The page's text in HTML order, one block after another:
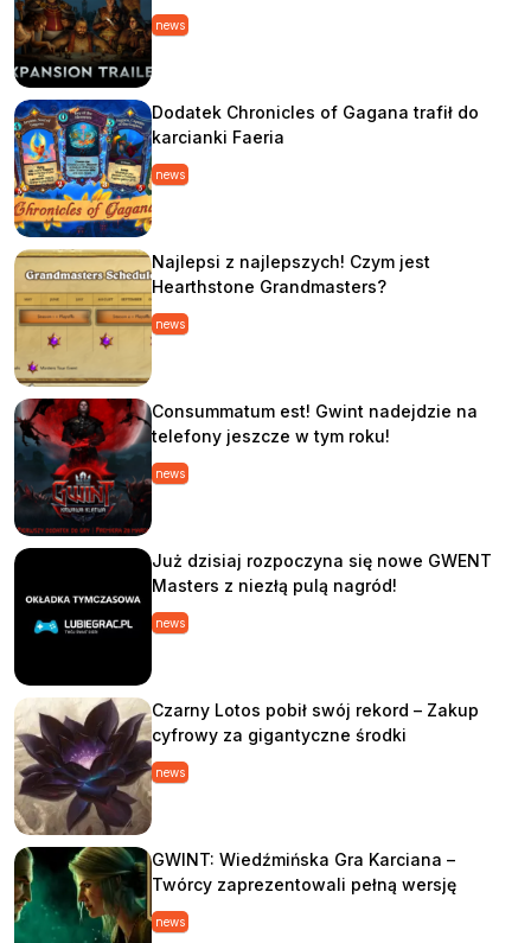
news
Dodatek Chronicles of Gagana trafił do
karcianki Faeria
news
Najlepsi z najlepszych! Czym jest
Hearthstone Grandmasters?
news
Consummatum est! Gwint nadejdzie na
telefony jeszcze w tym roku!
news
Już dzisiaj rozpoczyna się nowe GWENT
Masters z niezłą pulą nagród!
news
Czarny Lotos pobił swój rekord – Zakup
cyfrowy za gigantyczne środki
news
GWINT: Wiedźmińska Gra Karciana –
Twórcy zaprezentowali pełną wersję
news